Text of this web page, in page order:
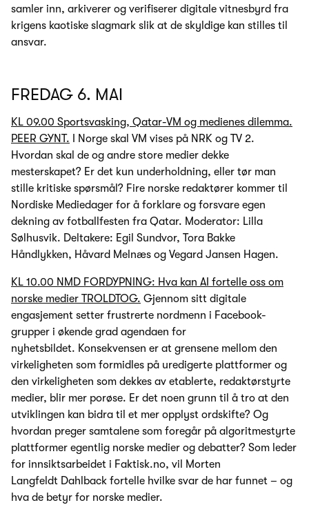
samler inn, arkiverer og verifiserer digitale vitnesbyrd fra
krigens kaotiske slagmark slik at de skyldige kan stilles til
ansvar.
FREDAG 6. MAI
KL 09.00 Sportsvasking, Qatar-VM og medienes dilemma.
PEER GYNT. I Norge skal VM vises på NRK og TV 2.
Hvordan skal de og andre store medier dekke
mesterskapet? Er det kun underholdning, eller tør man
stille kritiske spørsmål? Fire norske redaktører kommer til
Nordiske Mediedager for å forklare og forsvare egen
dekning av fotballfesten fra Qatar. Moderator: Lilla
Sølhusvik. Deltakere: Egil Sundvor, Tora Bakke
Håndlykken, Håvard Melnæs og Vegard Jansen Hagen.
KL 10.00 NMD FORDYPNING: Hva kan AI fortelle oss om
norske medier TROLDTOG. Gjennom sitt digitale
engasjement setter frustrerte nordmenn i Facebook-
grupper i økende grad agendaen for
nyhetsbildet. Konsekvensen er at grensene mellom den
virkeligheten som formidles på uredigerte plattformer og
den virkeligheten som dekkes av etablerte, redaktørstyrte
medier, blir mer porøse. Er det noen grunn til å tro at den
utviklingen kan bidra til et mer opplyst ordskifte? Og
hvordan preger samtalene som foregår på algoritmestyrte
plattformer egentlig norske medier og debatter? Som leder
for innsiktsarbeidet i Faktisk.no, vil Morten
Langfeldt Dahlback fortelle hvilke svar de har funnet – og
hva de betyr for norske medier.